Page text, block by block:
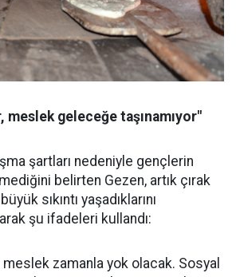
meslek geleceğe taşınamıyor"
şartları nedeniyle gençlerin
belirten Gezen, artık çırak
sıkıntı yaşadıklarını
şu ifadeleri kullandı:
zamanla yok olacak. Sosyal